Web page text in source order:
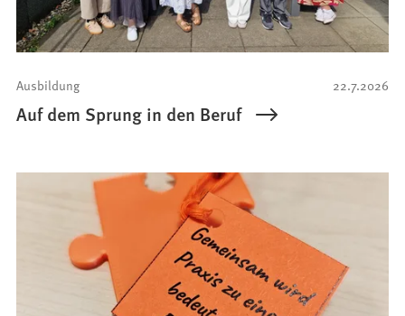
22.7.2026
Ausbildung
Auf dem Sprung in den Beruf